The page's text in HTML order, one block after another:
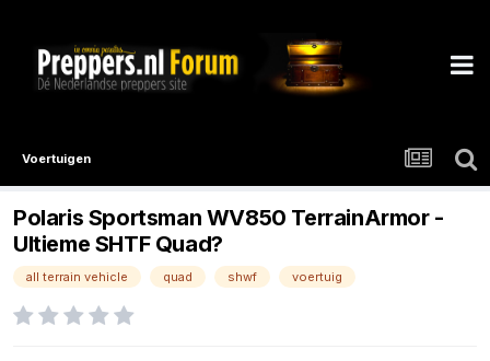
Voertuigen
Polaris Sportsman WV850 TerrainArmor -
Ultieme SHTF Quad?
all terrain vehicle quad shwf voertuig